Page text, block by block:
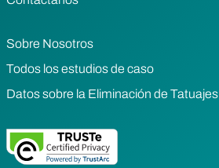
Sobre Nosotros
Todos los estudios de caso
Datos sobre la Eliminación de Tatuajes